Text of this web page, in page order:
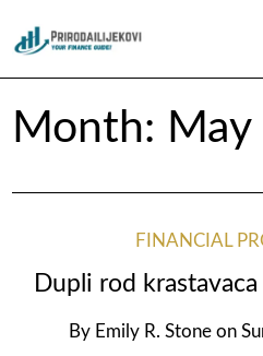
Month:
FINANCIAL
Dupli rod
By Emily R. Stone on